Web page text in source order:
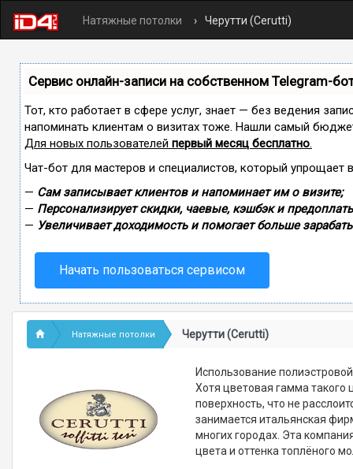
Натяжные потолки Черутти (Cerutti)
Сервис онлайн-записи на собственном Telegram-
Тот, кто работает в сфере услуг, знает — без ведения
напоминать клиентам о визитах тоже. Нашли самый
Для новых пользователей первый месяц бесплатно.
Чат-бот для мастеров и специалистов, который упрощает
— Сам записывает клиентов и напоминает им о визите;
— Персонализирует скидки, чаевые, кэшбэк и
— Увеличивает доходимость и помогает больше
Начать пользоваться сервисом
Натяжные потолки Черутти (Cerutti)
Использование
Хотя цветовая гамма такого
поверхность, что не
занимается итальянская
многих городах. Эта
цвета и оттенка топлёного